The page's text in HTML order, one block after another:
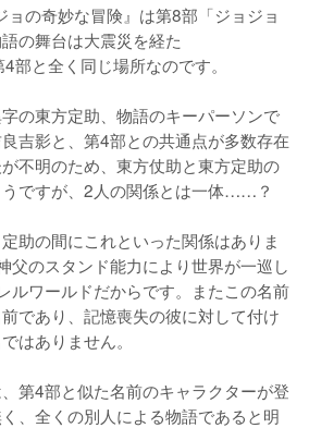
の奇妙な冒険』は第8部「ジョジョ
の舞台は大震災を経た
部と全く同じ場所なのです。
の東方定助、物語のキーパーソンで
吉影と、第4部との共通点が多数存在
不明のため、東方仗助と東方定助の
ですが、2人の関係とは一体……？
助の間にこれといった関係はありま
父のスタンド能力により世界が一巡し
ルワールドだからです。またこの名前
前であり、記憶喪失の彼に対して付け
はありません。
第4部と似た名前のキャラクターが登
、全くの別人による物語であると明